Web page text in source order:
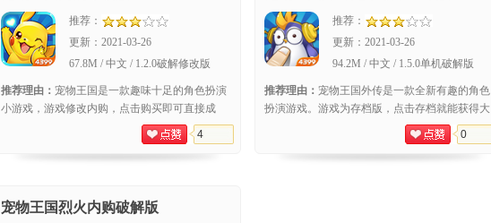
推荐：
更新： 2021-03-26
67.8M / 中文 / 1.2.0破解修改版
推荐理由： 宠物王国是一款趣味十足的角色扮演
小游戏，游戏修改内购，点击购买即可直接成
功，这款游戏的玩法比较简单。玩家在游戏过程
4
推荐：
更新： 2021-03-26
94.2M / 中文 / 1.5.0单机破解版
推荐理由： 宠物王国外传是一款全新有趣的角色
扮演游戏。游戏为存档版，点击存档就能获得大
量金币徽章和高级宠物。游戏的画面制作很精
0
宠物王国烈火内购破解版